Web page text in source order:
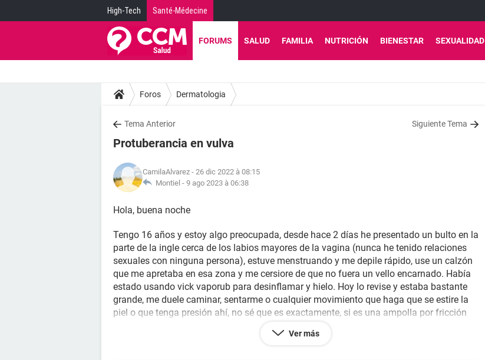
High-Tech Santé-Médecine
FORUMS SALUD FAMILIA NUTRICIÓN BIENESTAR SEXUALIDAD
Foros Dermatologia
Tema Anterior Siguiente Tema
Protuberancia en vulva
CamilaAlvarez - 26 dic 2022 à 08:15
Montiel - 9 ago 2023 à 06:38
Hola, buena noche
Tengo 16 años y estoy algo preocupada, desde hace 2 días he presentado un bulto en la
parte de la ingle cerca de los labios mayores de la vagina (nunca he tenido relaciones
sexuales con ninguna persona), estuve menstruando y me depile rápido, use un calzón
que me apretaba en esa zona y me cersiore de que no fuera un vello encarnado. Había
estado usando vick vaporub para desinflamar y hielo. Hoy lo revise y estaba bastante
grande, me duele caminar, sentarme o cualquier movimiento que haga que se estire la
piel o que tenga presión ahí, no sé que es exactamente, si es una ampolla por fricción
Ver más